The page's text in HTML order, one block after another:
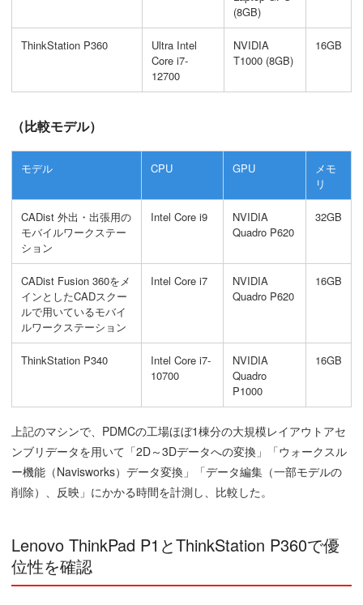
(8GB)
ThinkStation P360
Ultra Intel
Core i7-
12700
NVIDIA
T1000 (8GB)
16GB
（比較モデル）
モデル CPU GPU
メモ
リ
CADist 外出・出張用の
モバイルワークステー
ション
Intel Core i9
NVIDIA
Quadro P620
32GB
CADist Fusion 360をメ
インとしたCADスクー
ルで用いているモバイ
ルワークステーション
Intel Core i7
NVIDIA
Quadro P620
16GB
ThinkStation P340
Intel Core i7-
10700
NVIDIA
Quadro
P1000
16GB
上記のマシンで、PDMCの工場ほぼ1棟分の大規模レイアウトアセ
ンブリデータを用いて「2D～3Dデータへの変換」「ウォークスル
ー機能（Navisworks）データ変換」「データ編集（一部モデルの
削除）、反映」にかかる時間を計測し、比較した。
Lenovo ThinkPad P1とThinkStation P360で優
位性を確認